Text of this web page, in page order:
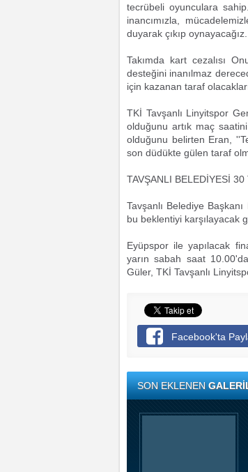
tecrübeli oyunculara
inancımızla,
duyarak çıkıp
Takımda kart cezalısı
desteğini inanılmaz
için kazanan taraf
TKİ Tavşanlı Linyitspor
olduğunu artık maç
olduğunu belirten Eran,
son düdükte gülen taraf
TAVŞANLI BELEDİYESİ
Tavşanlı Belediye
bu beklentiyi karşılayacak
Eyüpspor ile yapılacak
yarın sabah saat
Güler, TKİ Tavşanlı
Facebook'ta
SON EKLENEN